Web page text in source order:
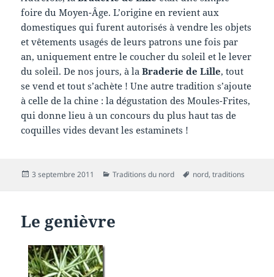
foire du Moyen-Âge. L’origine en revient aux
domestiques qui furent autorisés à vendre les objets
et vêtements usagés de leurs patrons une fois par
an, uniquement entre le coucher du soleil et le lever
du soleil. De nos jours, à laBraderie de Lille, tout
se vend et tout s’achète ! Une autre tradition s’ajoute
à celle de la chine : la dégustation des Moules-Frites,
qui donne lieu à un concours du plus haut tas de
coquilles vides devant les estaminets !
Publié
3 septembre 2011 Catégories
Traditions du nord
Mots-
nord,traditions
Le genièvre